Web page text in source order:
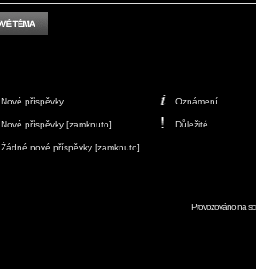
Nové příspěvky Oznámení
Nové příspěvky [zamknuto] Důležité
Žádné nové příspěvky [zamknuto]
Provozováno na